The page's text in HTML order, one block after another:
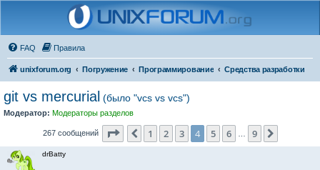
FAQ Правила
unixforum.org Погружение Программирование Средства разработки
git vs mercurial (было "vcs vs vcs")
Модератор: Модераторы разделов
267 сообщений Страница4 из
Пред.
1 2 3 4 5 6 9
drBatty